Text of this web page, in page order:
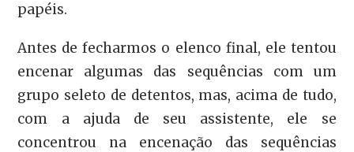
papéis.
Antes de fecharmos o elenco final, ele tentou
encenar algumas das sequências com um
grupo seleto de detentos, mas, acima de tudo,
com a ajuda de seu assistente, ele se
concentrou na encenação das sequências